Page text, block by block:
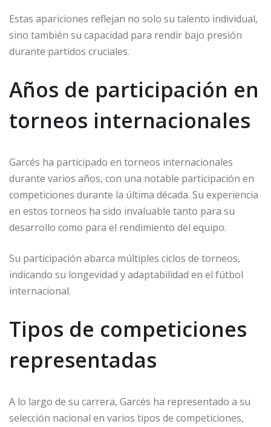
Estas apariciones reflejan no solo su talento individual,
sino también su capacidad para rendir bajo presión
durante partidos cruciales.
Años de participación en
torneos internacionales
Garcés ha participado en torneos internacionales
durante varios años, con una notable participación en
competiciones durante la última década. Su experiencia
en estos torneos ha sido invaluable tanto para su
desarrollo como para el rendimiento del equipo.
Su participación abarca múltiples ciclos de torneos,
indicando su longevidad y adaptabilidad en el fútbol
internacional.
Tipos de competiciones
representadas
A lo largo de su carrera, Garcés ha representado a su
selección nacional en varios tipos de competiciones,